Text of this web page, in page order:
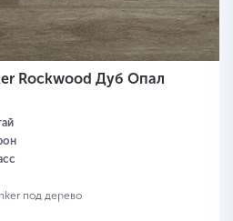
Rockwood Дуб Опал
под дерево